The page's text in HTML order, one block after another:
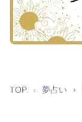
TOP 夢占い